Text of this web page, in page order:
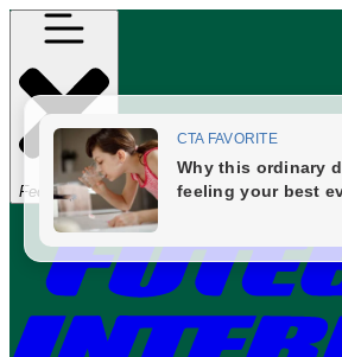
Fechar Menu